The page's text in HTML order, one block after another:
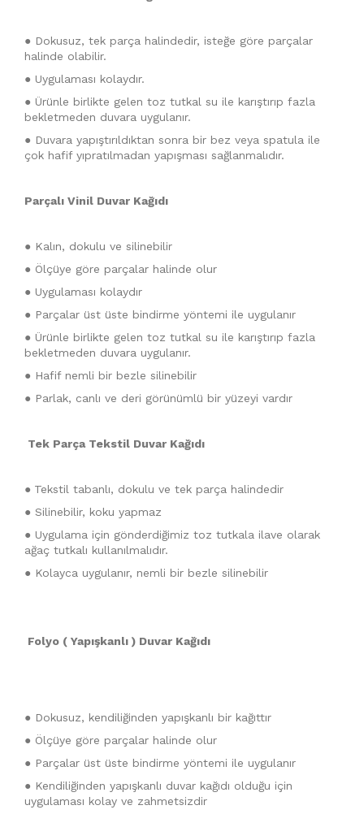
● Dokusuz, tek parça halindedir, isteğe göre parçalar
halinde olabilir.
● Uygulaması kolaydır.
● Ürünle birlikte gelen toz tutkal su ile karıştırıp fazla
bekletmeden duvara uygulanır.
● Duvara yapıştırıldıktan sonra bir bez veya spatula ile
çok hafif yıpratılmadan yapışması sağlanmalıdır.
Parçalı Vinil Duvar Kağıdı
● Kalın, dokulu ve silinebilir
● Ölçüye göre parçalar halinde olur
● Uygulaması kolaydır
● Parçalar üst üste bindirme yöntemi ile uygulanır
● Ürünle birlikte gelen toz tutkal su ile karıştırıp fazla
bekletmeden duvara uygulanır.
● Hafif nemli bir bezle silinebilir
● Parlak, canlı ve deri görünümlü bir yüzeyi vardır
Tek Parça Tekstil Duvar Kağıdı
● Tekstil tabanlı, dokulu ve tek parça halindedir
● Silinebilir, koku yapmaz
● Uygulama için gönderdiğimiz toz tutkala ilave olarak
ağaç tutkalı kullanılmalıdır.
● Kolayca uygulanır, nemli bir bezle silinebilir
Folyo ( Yapışkanlı ) Duvar Kağıdı
● Dokusuz, kendiliğinden yapışkanlı bir kağıttır
● Ölçüye göre parçalar halinde olur
● Parçalar üst üste bindirme yöntemi ile uygulanır
● Kendiliğinden yapışkanlı duvar kağıdı olduğu için
uygulaması kolay ve zahmetsizdir